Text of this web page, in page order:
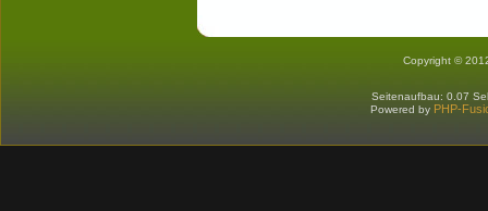
Copyright ©
Seitenaufbau: 0.07
Powered by PHP-